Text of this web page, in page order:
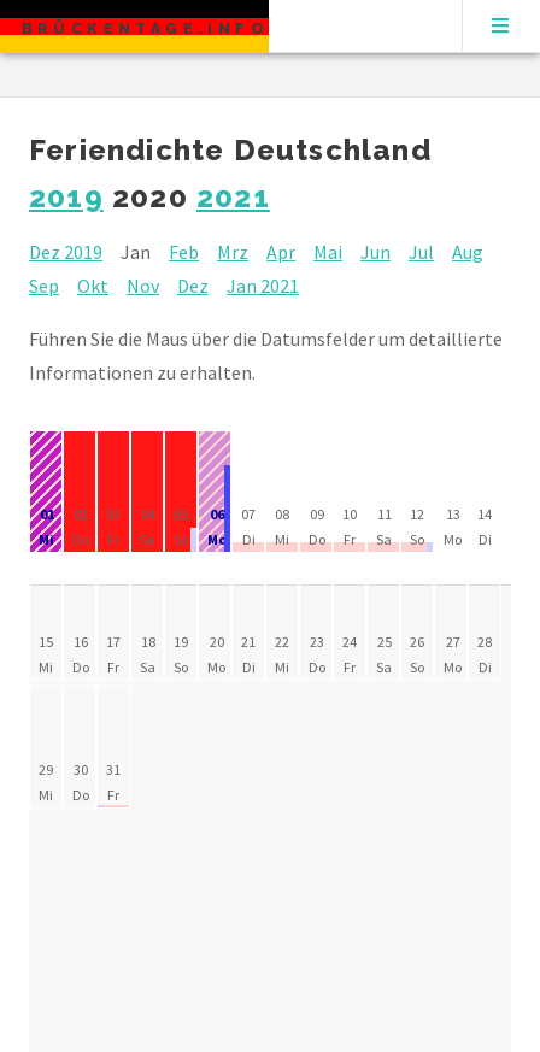
BRÜCKENTAGE.INFO
Feriendichte Deutschland
2019 2020 2021
Dez 2019 Jan Feb Mrz Apr Mai Jun Jul
Aug
Sep
Okt Nov Dez Jan 2021
Führen Sie die Maus über die Datumsfelder um detaillierte
Informationen zu erhalten.
01
Mi
02
Do
03
Fr
04
Sa
05
So
06
Mo
07
Di
08
Mi
09
Do
10
Fr
11
Sa
12
So
13
Mo
14
Di
15
Mi
16
Do
17
Fr
18
Sa
19
So
20
Mo
21
Di
22
Mi
23
Do
24
Fr
25
Sa
26
So
27
Mo
28
Di
29
Mi
30
Do
31
Fr